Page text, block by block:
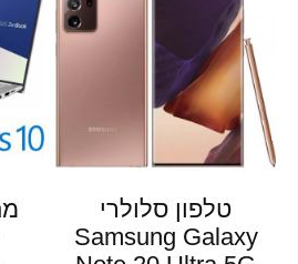
טלפון סלולרי
Samsung Galaxy